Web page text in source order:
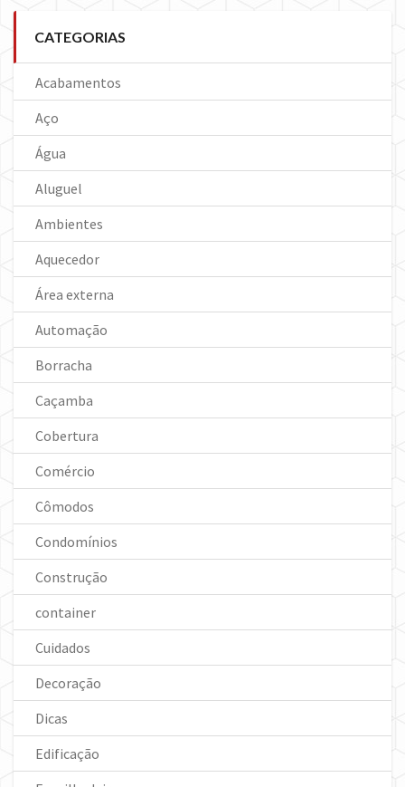
CATEGORIAS
Acabamentos
Aço
Água
Aluguel
Ambientes
Aquecedor
Área externa
Automação
Borracha
Caçamba
Cobertura
Comércio
Cômodos
Condomínios
Construção
container
Cuidados
Decoração
Dicas
Edificação